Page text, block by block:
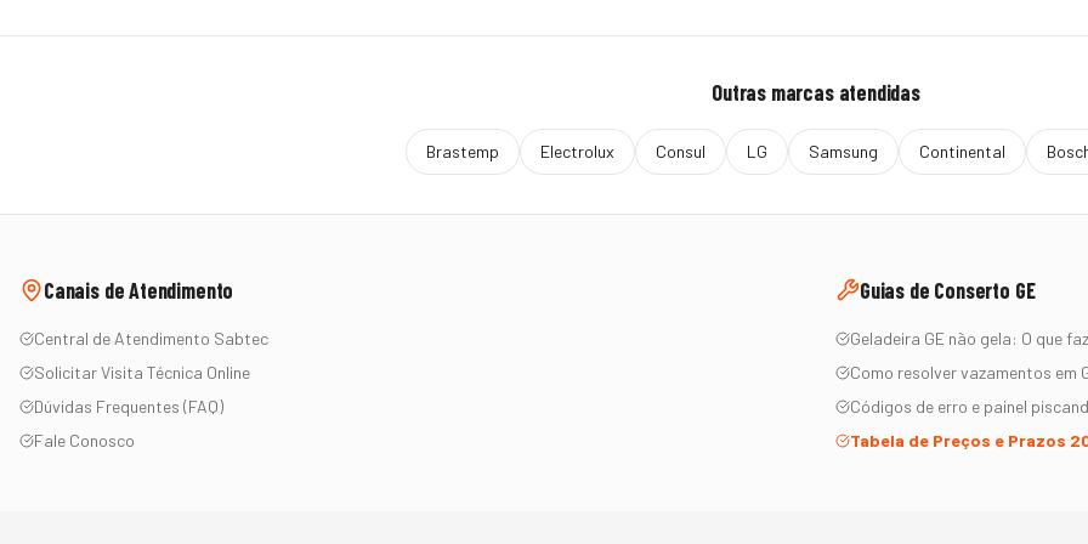
Outras marcas atendidas
Brastemp Electrolux Consul LG Samsung Continental
Canais de Atendimento
Central de Atendimento Sabtec
Solicitar Visita Técnica Online
Dúvidas Frequentes (FAQ)
Fale Conosco
Guias de Conserto GE
Geladeira GE não gela: O que
Como resolver vazamentos em
Códigos de erro e painel
Tabela de Preços e Prazos